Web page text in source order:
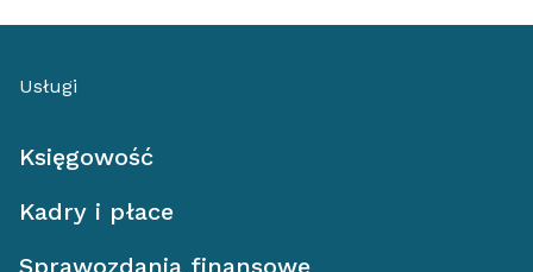
Usługi
Księgowość
Kadry i płace
Sprawozdania finansowe